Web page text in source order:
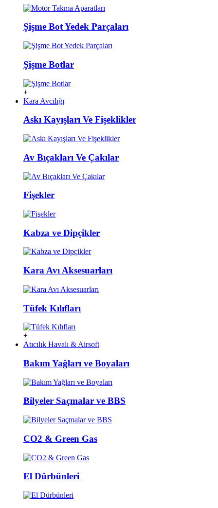
Şişme Bot Yedek Parçaları
Şişme Botlar
+
Kara Avcılığı
Askı Kayışları Ve Fişeklikler
Av Bıçakları Ve Çakılar
Fişekler
Kabza ve Dipçikler
Kara Avı Aksesuarları
Tüfek Kılıfları
+
Atıcılık Havalı & Airsoft
Bakım Yağları ve Boyaları
Bilyeler Saçmalar ve BBS
CO2 & Green Gas
El Dürbünleri